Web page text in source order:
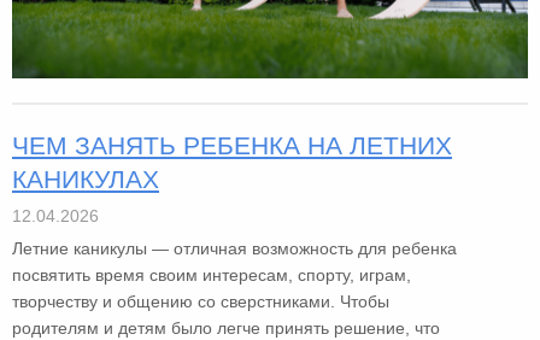
ЧЕМ ЗАНЯТЬ РЕБЕНКА НА ЛЕТНИХ
КАНИКУЛАХ
12.04.2026
Летние каникулы — отличная возможность для ребенка
посвятить время своим интересам, спорту, играм,
творчеству и общению со сверстниками. Чтобы
родителям и детям было легче принять решение, что